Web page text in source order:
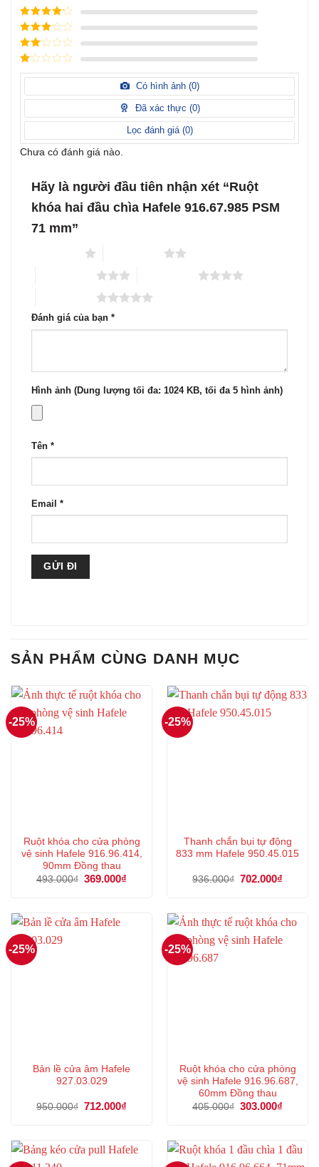
Được xếp
hạng
5
5
sao
Được xếp
hạng
4
5
sao
Được
xếp
hạng3
5 sao
Được
hạng
sao
Được
hạng
sao
Có hình ảnh (0)
Đã xác thực (0)
Lọc đánh giá (0)
Chưa có đánh giá nào.
Hãy là người đầu tiên nhận xét “Ruột
khóa hai đầu chìa Hafele 916.67.985 PSM
71 mm”
Đánh giá của bạn *
Hình ảnh (Dung lượng tối đa: 1024 KB, tối đa 5 hình ảnh)
Tên *
Email *
SẢN PHẨM CÙNG DANH MỤC
-25%
Ruột khóa cho cửa phòng
vệ sinh Hafele 916.96.414,
90mm Đồng thau
493.000₫ Giá
369.000₫
369.000₫.
-25%
Thanh chắn bụi tự động
833 mm Hafele 950.45.015
936.000₫ Giá
702.000₫
-25%
Bản lề cửa âm Hafele
927.03.029
950.000₫ Giá
712.000₫
712.000₫.
-25%
Ruột khóa cho cửa phòng
vệ sinh Hafele 916.96.687,
60mm Đồng thau
405.000₫ Giá
303.000₫